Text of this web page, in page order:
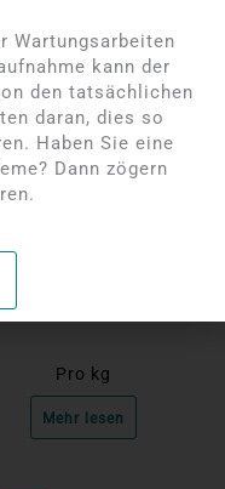
Opal-Skulpturen
Pro kg
Mehr lesen
Wartungsarbeiten
kann der
den tatsächlichen
daran, dies so
Haben Sie eine
Dann zögern